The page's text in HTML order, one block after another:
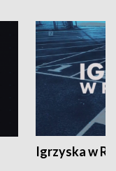
Igrzyska w